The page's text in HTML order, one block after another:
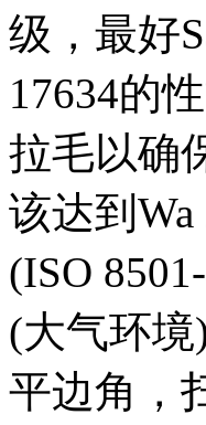
级，最好
17634的
拉毛以确
该达到
(ISO
(大气环境
平边角，